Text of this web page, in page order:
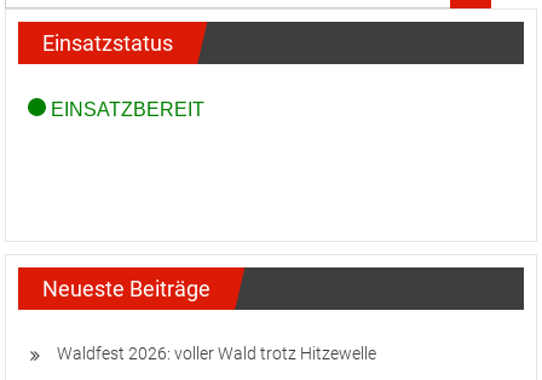
Einsatzstatus
Neueste Beiträge
Waldfest 2026: voller Wald trotz Hitzewelle